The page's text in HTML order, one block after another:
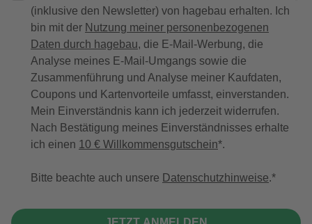
(inklusive den Newsletter) von hagebau erhalten. Ich
bin mit der Nutzung meiner personenbezogenen
Daten durch hagebau, die E-Mail-Werbung, die
Analyse meines E-Mail-Umgangs sowie die
Zusammenführung und Analyse meiner Kaufdaten,
Coupons und Kartenvorteile umfasst, einverstanden.
Mein Einverständnis kann ich jederzeit widerrufen.
Nach Bestätigung meines Einverständnisses erhalte
ich einen 10 € Willkommensgutschein*.
Bitte beachte auch unsere Datenschutzhinweise.